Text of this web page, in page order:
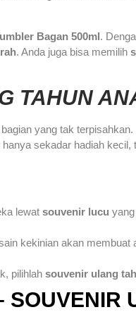
Bagan 500ml.
. Anda juga bisa memilih
TAHUN
yang tak
hanya sekadar hadiah
lewat souvenir lucu
kekinian akan membuat
pilihlah souvenir ulang